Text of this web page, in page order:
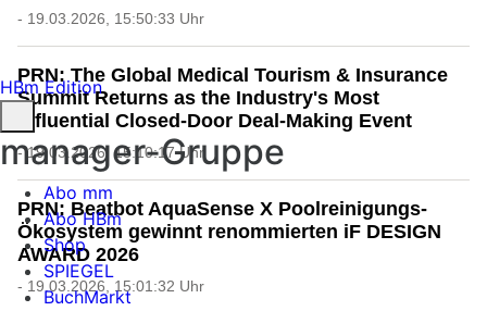
- 19.03.2026, 15:50:33 Uhr
PRN: The Global Medical Tourism & Insurance
Summit Returns as the Industry's Most
Influential Closed-Door Deal-Making Event
- 19.03.2026, 15:10:17 Uhr
PRN: Beatbot AquaSense X Poolreinigungs-
Ökosystem gewinnt renommierten iF DESIGN
AWARD 2026
- 19.03.2026, 15:01:32 Uhr
HBm Edition
manager-Gruppe
Abo mm
Abo HBm
Shop
SPIEGEL
BuchMarkt